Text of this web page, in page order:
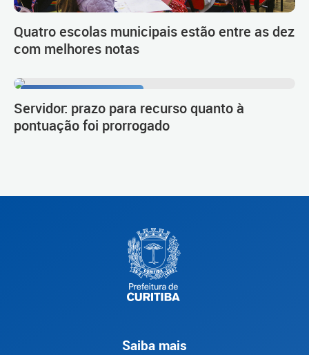
Quatro escolas municipais estão entre as dez
com melhores notas
Servidor: prazo para recurso quanto à
pontuação foi prorrogado
Saiba mais